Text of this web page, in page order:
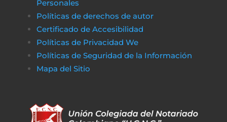
Personales
Políticas de derechos de autor
Certificado de Accesibilidad
Políticas de Privacidad We
Políticas de Seguridad de la Información
Mapa del Sitio